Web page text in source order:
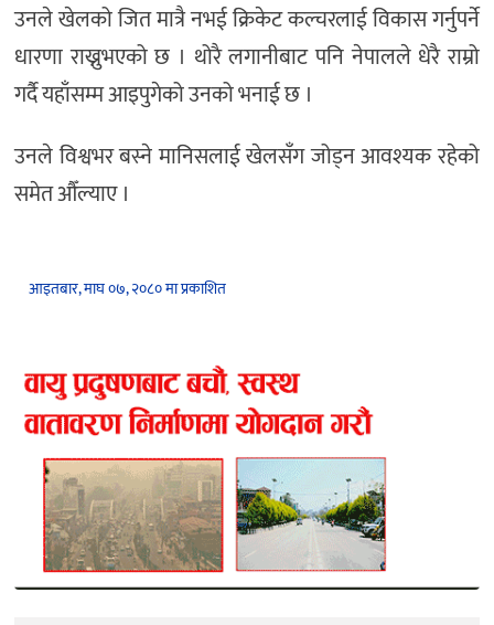
उनले खेलको जित मात्रै नभई क्रिकेट कल्चरलाई विकास गर्नुपर्ने
धारणा राख्नुभएको छ । थोरै लगानीबाट पनि नेपालले धेरै राम्रो
गर्दै यहाँसम्म आइपुगेको उनको भनाई छ ।
उनले विश्वभर बस्ने मानिसलाई खेलसँग जोड्न आवश्यक रहेको
समेत औँल्याए ।
आइतबार, माघ ०७, २०८० मा प्रकाशित